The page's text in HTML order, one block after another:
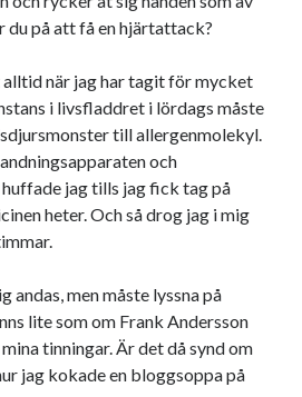
du på att få en hjärtattack?
alltid när jag har tagit för mycket
i livsfladdret i lördags måste
till allergenmolekyl.
och
huffade jag tills jag fick tag på
heter. Och så drog jag i mig
andas, men måste lyssna på
lite som om Frank Andersson
tinningar. Är det då synd om
jag kokade en bloggsoppa på